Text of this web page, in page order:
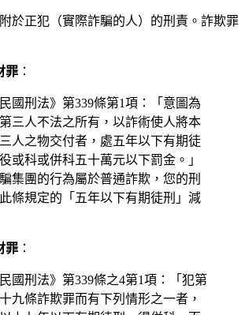
於正犯（實際詐騙的人）的刑責。詐欺罪
罪 ：
民國刑法》第339條第1項：「意圖為
三人不法之所有，以詐術使人將本
人之物交付者，處五年以下有期徒
或科或併科五十萬元以下罰金。」
集團的行為屬於普通詐欺，您的刑
條規定的「五年以下有期徒刑」減
罪 ：
民國刑法》第339條之4第1項：「犯第
九條詐欺罪而有下列情形之一者，